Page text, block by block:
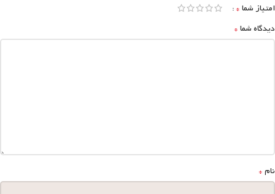
امتیاز شما*
دیدگاه شما*
نام*